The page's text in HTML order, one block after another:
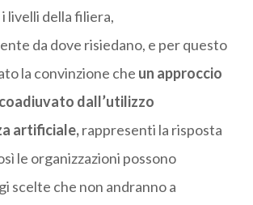
livelli della filiera,
da dove risiedano, e per questo
la convinzione che un approccio
dall’utilizzo
artificiale,rappresenti la risposta
le organizzazioni possono
scelte che non andranno a